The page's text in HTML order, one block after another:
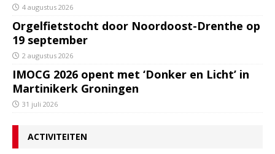
4 augustus 2026
Orgelfietstocht door Noordoost-Drenthe op
19 september
2 augustus 2026
IMOCG 2026 opent met ‘Donker en Licht’ in
Martinikerk Groningen
31 juli 2026
ACTIVITEITEN